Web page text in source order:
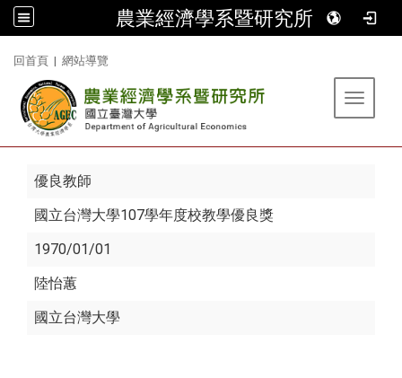
農業經濟學系暨研究所
回首頁 | 網站導覽
Toggle
優良教師
國立台灣大學107學年度校教學優良獎
1970/01/01
陸怡蕙
國立台灣大學